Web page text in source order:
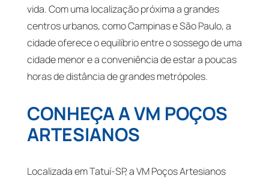
vida. Com uma localização próxima a grandes
centros urbanos, como Campinas e São Paulo, a
cidade oferece o equilíbrio entre o sossego de uma
cidade menor e a conveniência de estar a poucas
horas de distância de grandes metrópoles.
CONHEÇA A VM POÇOS
ARTESIANOS
Localizada em Tatuí-SP, a VM Poços Artesianos